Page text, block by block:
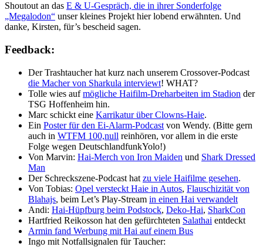
Shoutout an das E & U-Gespräch, die in ihrer Sonderfolge
„Megalodon“ unser kleines Projekt hier lobend erwähnten. Und
danke, Kirsten, für’s bescheid sagen.
Feedback:
Der Trashtaucher hat kurz nach unserem Crossover-Podcast
die Macher von Sharkula interviewt! WHAT?
Tolle wies aufmögliche Haifilm-Dreharbeiten im Stadion der
TSG Hoffenheim hin.
Marc schickt eine Karrikatur über Clowns-Haie.
Ein Poster für den Ei-Alarm-Podcast von Wendy. (Bitte gern
auch in WTFM 100,null reinhören, vor allem in die erste
Folge wegen DeutschlandfunkYolo!)
Von Marvin: Hai-Merch von Iron Maiden und Shark Dressed
Man
Der Schreckszene-Podcast hat zu viele Haifilme gesehen.
Von Tobias: Opel versteckt Haie in Autos, Flauschizität von
Blahajs, beim Let’s Play-Stream in einen Hai verwandelt
Andi: Hai-Hüpfburg beim Podstock, Deko-Hai, SharkCon
Hartfried Reikosson hat den gefürchteten Salathai entdeckt
Armin fand Werbung mit Hai auf einem Bus
Ingo mit Notfallsignalen für Taucher: